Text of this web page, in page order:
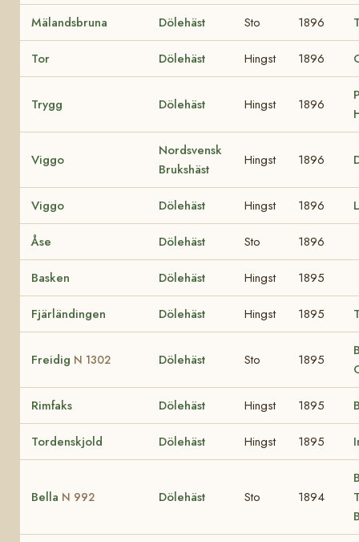
Mälandsbruna Dölehäst Sto 1896
Tor Dölehäst Hingst 1896
Trygg Dölehäst Hingst 1896
Viggo
Nordsvensk
Brukshäst
Hingst 1896
Viggo Dölehäst Hingst 1896
Åse Dölehäst Sto 1896
Basken Dölehäst Hingst 1895
Fjärländingen Dölehäst Hingst 1895
Freidig N 1302 Dölehäst Sto 1895
Rimfaks Dölehäst Hingst 1895
Tordenskjold Dölehäst Hingst 1895
Bella N 992 Dölehäst Sto 1894